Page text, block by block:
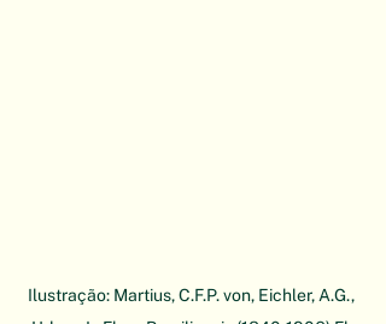
Ilustração: Martius, C.F.P. von, Eichler, A.G.,